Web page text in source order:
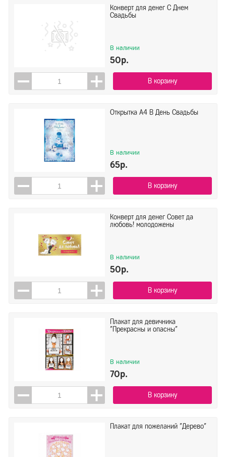
Конверт для денег С Днем
Свадьбы
В наличии
50р.
В корзину
Открытка А4 В День Свадьбы
В наличии
65р.
В корзину
Конверт для денег Совет да
любовь! молодожены
В наличии
50р.
В корзину
Плакат для девичника
"Прекрасны и опасны"
В наличии
70р.
В корзину
Плакат для пожеланий "Дерево"